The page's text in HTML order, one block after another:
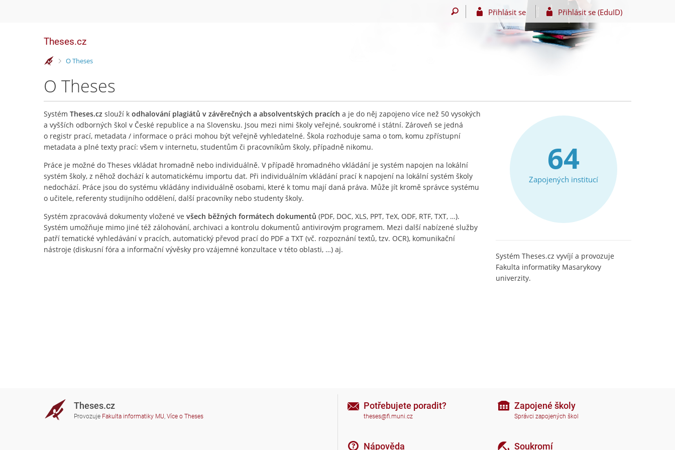
Přihlásit se Přihlásit se (EduID)
Theses.cz
>
O Theses
O Theses
Systém Theses.cz slouží k odhalování plagiátů v závěrečných a absolventských pracích a je do něj zapojeno více než 50 vysokých
a vyšších odborných škol v České republice a na Slovensku. Jsou mezi nimi školy veřejné, soukromé i státní. Zároveň se jedná
o registr prací, metadata / informace o práci mohou být veřejně vyhledatelné. Škola rozhoduje sama o tom, komu zpřístupní
metadata a plné texty prací: všem v internetu, studentům či pracovníkům školy, případně nikomu.
Práce je možné do Theses vkládat hromadně nebo individuálně. V případě hromadného vkládání je systém napojen na lokální
systém školy, z něhož dochází k automatickému importu dat. Při individuálním vkládání prací k napojení na lokální systém školy
nedochází. Práce jsou do systému vkládány individuálně osobami, které k tomu mají daná práva. Může jít kromě správce systému
o učitele, referenty studijního oddělení, další pracovníky nebo studenty školy.
Systém zpracovává dokumenty vložené ve všech běžných formátech dokumentů (PDF, DOC, XLS, PPT, TeX, ODF, RTF, TXT, …).
Systém umožňuje mimo jiné též zálohování, archivaci a kontrolu dokumentů antivirovým programem. Mezi další nabízené služby
patří tematické vyhledávání v pracích, automatický převod prací do PDF a TXT (vč. rozpoznání textů, tzv. OCR), komunikační
nástroje (diskusní fóra a informační vývěsky pro vzájemné konzultace v této oblasti, …) aj.
64
Zapojených institucí
Systém Theses.cz vyvíjí a provozuje
Fakulta informatiky Masarykovy
univerzity.
Theses.cz
Provozuje Fakulta informatiky MU, Více o Theses
Potřebujete poradit?
theses@fi.muni.cz
Nápověda
Zapojené školy
Správci zapojených škol
Soukromí